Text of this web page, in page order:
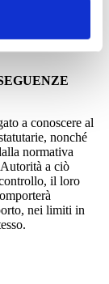
gestiti ed
Nation Builder
a conoscere al
nonché
normativa
a ciò
il loro
nei limiti in